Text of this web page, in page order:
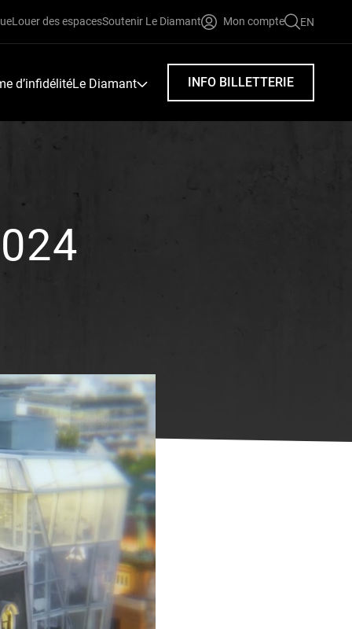
d’infidélitéLe Diamant INFO BILLETTERIE
Louer des espacesSoutenir Le Diamant Mon compte
FAIRE
UNE
EN